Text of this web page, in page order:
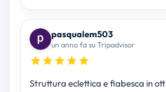
pasqualem503
un anno fa su Tripadvisor
Struttura eclettica e fiabesca in